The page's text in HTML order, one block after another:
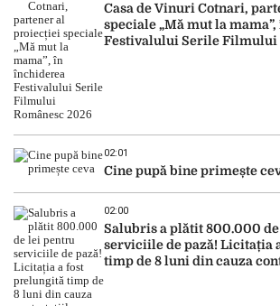
Casa de Vinuri Cotnari,
speciale „Mă mut la
Festivalului Serile Filmului
02:01
Cine pupă bine primește
02:00
Salubris a plătit 800.000
serviciile de pază! Licitația
timp de 8 luni din cauza